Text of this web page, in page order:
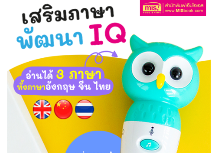
ข้อสอบได้ ไม่ต้องง้อติวเตอร์! “อ่าน
เล่มนี้ไปสอบอย่างมั่นใจ” เนื้อหา
หลากหลาย ครบถ้วน สรุปสาระ
สำคัญที่มักออกสอบ ไฮไลต์จุด
สำคัญให้เป็นพิเศษ ออกแบบมาเพื่อ
ช่วยให้ผู้เตรียมตัวสอบใช้ทบทวน
บทเรียน
แนวทางของการเตรียมตัวเด็กๆ ใน
การทำข้อสอบเข้าโรงเรียนใน
เครือสาธิต ซึ่งจะครอบคลุมทุก
วิชาที่โรงเรียนในเครือสาธิตใช้ใน
การสอบเข้า โดยหนังสือชุดนี้แบ่ง
เป็น 4 เล่ม คือ เชาวน์ปัญญา-มิติ
สัมพันธ์, คณิตศาสตร์,
วิทยาศาสตร์-ความรูรอบตัว, ภาษา
ไทย-การวิเคราะห์ การฟัง ใน
หนังสือชุดนี้ นอกจากมีแนว
ข้อสอบเข้าโรงเรียนในเครือสาธิต
แล้ว ยังได้แนะนำเทคนิค แนวทาง
เตรียมตัวเข้าสอบ แนวทางการ
สร้างแรงบันดาลใจให้เด็กๆ เพื่อให้
คุณพ่อคุณแม่ และผู้ปกครองนำไป
ประยุกต์ใช้ตามความเหมาะสม
ของแต่ละบ้านด้วย